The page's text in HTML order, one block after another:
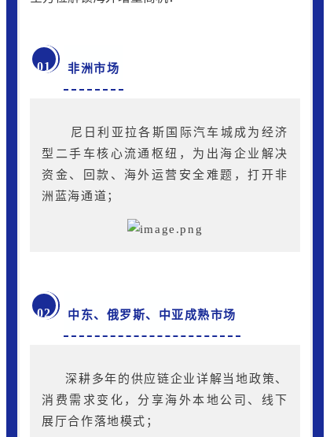
01 非洲市场
尼日利亚拉各斯国际汽车城成为经济
型二手车核心流通枢纽，为出海企业解决
资金、回款、海外运营安全难题，打开非
洲蓝海通道；
02 中东、俄罗斯、中亚成熟市场
深耕多年的供应链企业详解当地政策、
消费需求变化，分享海外本地公司、线下
展厅合作落地模式；